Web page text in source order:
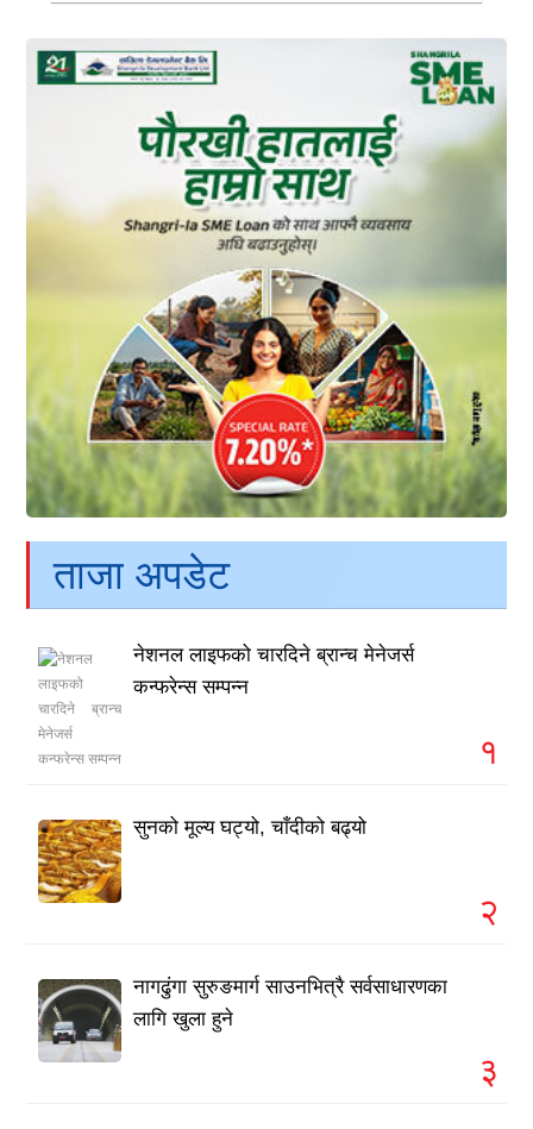
ताजा अपडेट
नेशनल लाइफको चारदिने ब्रान्च मेनेजर्स
कन्फरेन्स सम्पन्न
१
सुनको मूल्य घट्यो, चाँदीको बढ्यो
२
नागढुंगा सुरुङमार्ग साउनभित्रै सर्वसाधारणका
लागि खुला हुने
३